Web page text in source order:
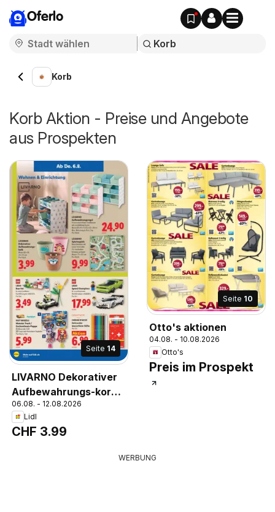
Oferlo
Korb
Korb Aktion - Preise und Angebote
aus Prospekten
Seite 14
LIVARNO Dekorativer
Aufbewahrungs-korb,
Masse (Ø x H): 20 x 20
cm. Pro Stück
06.08. - 12.08.2026
Lidl
CHF 3.99
Seite 10
Otto's aktionen
04.08. - 10.08.2026
Otto's
Preis im Prospekt
WERBUNG